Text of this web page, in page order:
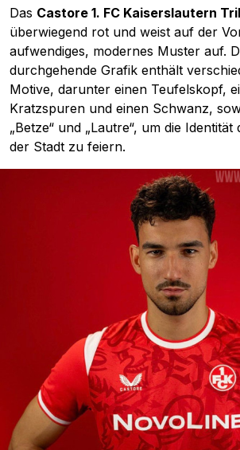
Das Castore 1. FC Kaiserslautern
überwiegend rot und weist auf der
aufwendiges, modernes Muster auf.
durchgehende Grafik enthält
Motive, darunter einen Teufelskopf,
Kratzspuren und einen Schwanz,
„Betze“ und „Lautre“, um die Identität
der Stadt zu feiern.